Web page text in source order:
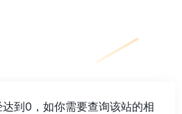
到0，如你需要查询该站的相